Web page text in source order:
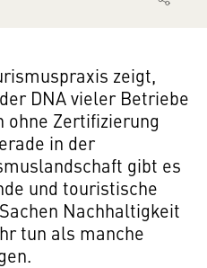
zeigt,
DNA vieler Betriebe
ohne Zertifizierung
in der
gibt es
und touristische
Nachhaltigkeit
tun als manche